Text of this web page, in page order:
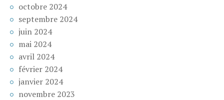
octobre 2024
septembre 2024
juin 2024
mai 2024
avril 2024
février 2024
janvier 2024
novembre 2023